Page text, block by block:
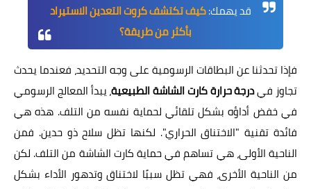
قد يهمك:كيف تكتشف كروت التعدين الاستيراد
بأكثر من طريقة؟
فإذا تحدثنا عن البطاقات الرسومية على وجه التحديد، فعندما يحدث
تجاوز فيدرجة حرارة كارت الشاشة الطبيعية، يبدأ المعالج الرسومي
في خفض أداؤه بشكل تلقائي لحماية نفسه من التلف. هذه هي
فائدة تقنية "الاختناق الحراري". لكنها تظل سلاح ذو حدين. فمن
الناحية الأولى، هي تساهم في حماية كارت الشاشة من التلف. لكن
من الناحية الأخرى، فهي تظل سببًا لاختناق وتدهور الأداء بشكل